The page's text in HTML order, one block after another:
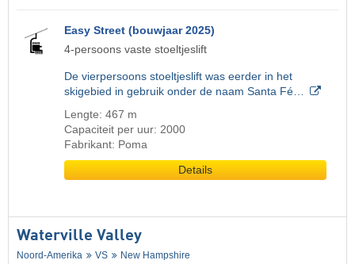
Easy Street (bouwjaar 2025)
4-persoons vaste stoeltjeslift
De vierpersoons stoeltjeslift was eerder in het
skigebied in gebruik onder de naam Santa Fé…
Lengte: 467 m
Capaciteit per uur: 2000
Fabrikant: Poma
Details
Waterville Valley
Noord-Amerika VS New Hampshire